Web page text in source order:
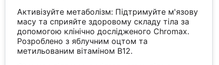
Активізуйте метаболізм: Підтримуйте м'язову
масу та сприяйте здоровому складу тіла за
допомогою клінічно дослідженого Chromax.
Розроблено з яблучним оцтом та
метильованим вітаміном B12.